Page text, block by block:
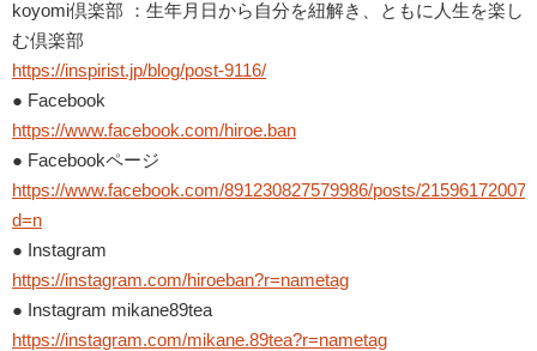
koyomi倶楽部 ：生年月日から自分を紐解き、ともに人生を楽し
む倶楽部
https://inspirist.jp/blog/post-9116/
● Facebook
https://www.facebook.com/hiroe.ban
● Facebookページ
https://www.facebook.com/891230827579986/posts/
d=n
● Instagram
https://instagram.com/hiroeban?r=nametag
● Instagram mikane89tea
https://instagram.com/mikane.89tea?r=nametag